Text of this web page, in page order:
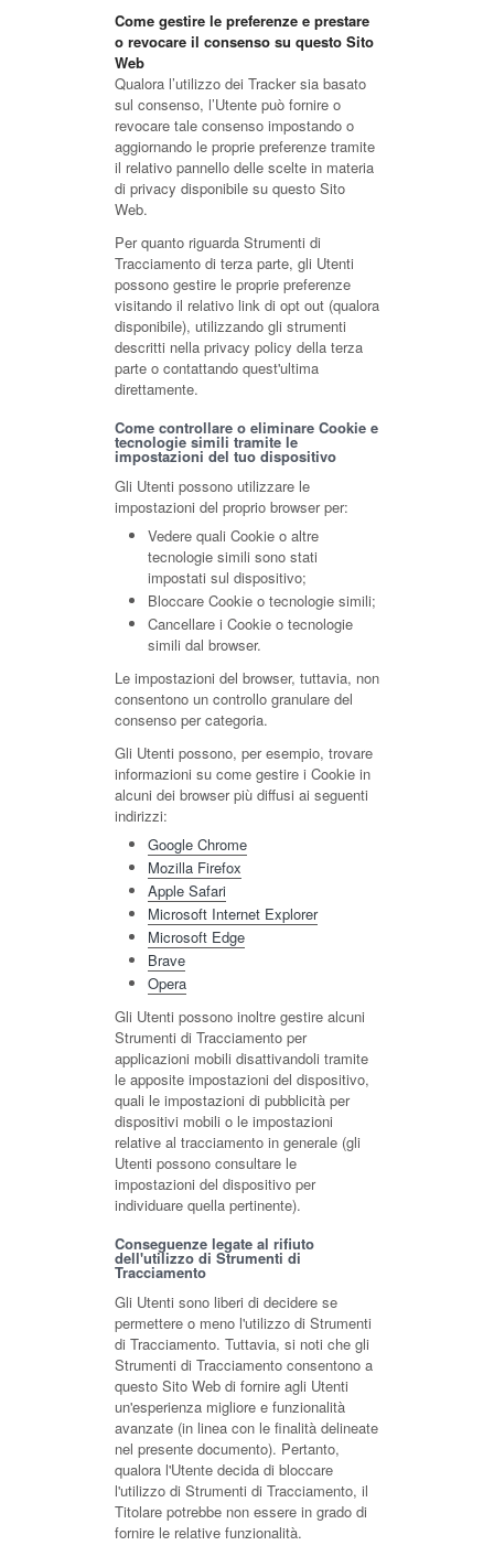
Come gestire le preferenze e prestare
o revocare il consenso su questo Sito
Web
Qualora l’utilizzo dei Tracker sia basato
sul consenso, l’Utente può fornire o
revocare tale consenso impostando o
aggiornando le proprie preferenze tramite
il relativo pannello delle scelte in materia
di privacy disponibile su questo Sito
Web.
Per quanto riguarda Strumenti di
Tracciamento di terza parte, gli Utenti
possono gestire le proprie preferenze
visitando il relativo link di opt out (qualora
disponibile), utilizzando gli strumenti
descritti nella privacy policy della terza
parte o contattando quest'ultima
direttamente.
Come controllare o eliminare Cookie e
tecnologie simili tramite le
impostazioni del tuo dispositivo
Gli Utenti possono utilizzare le
impostazioni del proprio browser per:
Vedere quali Cookie o altre
tecnologie simili sono stati
impostati sul dispositivo;
Bloccare Cookie o tecnologie simili;
Cancellare i Cookie o tecnologie
simili dal browser.
Le impostazioni del browser, tuttavia, non
consentono un controllo granulare del
consenso per categoria.
Gli Utenti possono, per esempio, trovare
informazioni su come gestire i Cookie in
alcuni dei browser più diffusi ai seguenti
indirizzi:
Google Chrome
Mozilla Firefox
Apple Safari
Microsoft Internet Explorer
Microsoft Edge
Brave
Opera
Gli Utenti possono inoltre gestire alcuni
Strumenti di Tracciamento per
applicazioni mobili disattivandoli tramite
le apposite impostazioni del dispositivo,
quali le impostazioni di pubblicità per
dispositivi mobili o le impostazioni
relative al tracciamento in generale (gli
Utenti possono consultare le
impostazioni del dispositivo per
individuare quella pertinente).
Conseguenze legate al rifiuto
dell'utilizzo di Strumenti di
Tracciamento
Gli Utenti sono liberi di decidere se
permettere o meno l'utilizzo di Strumenti
di Tracciamento. Tuttavia, si noti che gli
Strumenti di Tracciamento consentono a
questo Sito Web di fornire agli Utenti
un'esperienza migliore e funzionalità
avanzate (in linea con le finalità delineate
nel presente documento). Pertanto,
qualora l'Utente decida di bloccare
l'utilizzo di Strumenti di Tracciamento, il
Titolare potrebbe non essere in grado di
fornire le relative funzionalità.